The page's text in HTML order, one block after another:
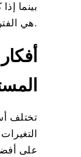
بينما
هي الفترات المثالية حيث يبحث الكثير من الأفراد عن وسائل نقل ميسورة التكلفة خلال تلك الفترة.
تختلف
على